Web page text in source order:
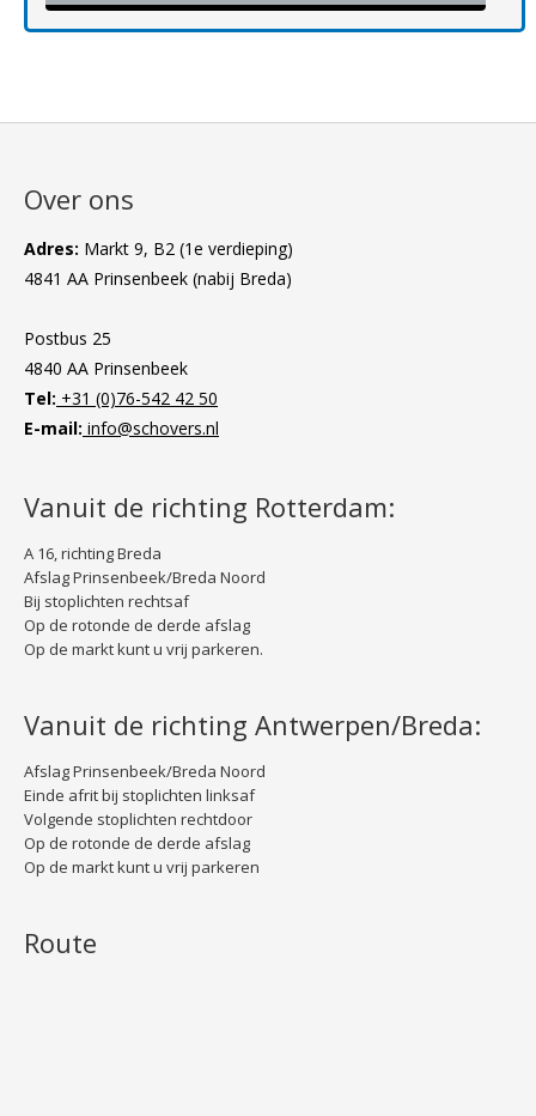
Over ons
Adres: Markt 9, B2 (1e verdieping)
4841 AA Prinsenbeek (nabij Breda)
Postbus 25
4840 AA Prinsenbeek
Tel: +31 (0)76-542 42 50
E-mail: info@schovers.nl
Vanuit de richting Rotterdam:
A 16, richting Breda
Afslag Prinsenbeek/Breda Noord
Bij stoplichten rechtsaf
Op de rotonde de derde afslag
Op de markt kunt u vrij parkeren.
Vanuit de richting Antwerpen/Breda:
Afslag Prinsenbeek/Breda Noord
Einde afrit bij stoplichten linksaf
Volgende stoplichten rechtdoor
Op de rotonde de derde afslag
Op de markt kunt u vrij parkeren
Route